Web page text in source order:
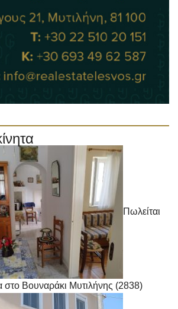
Πωλείται
στο Βουναράκι Μυτιλήνης (2838)